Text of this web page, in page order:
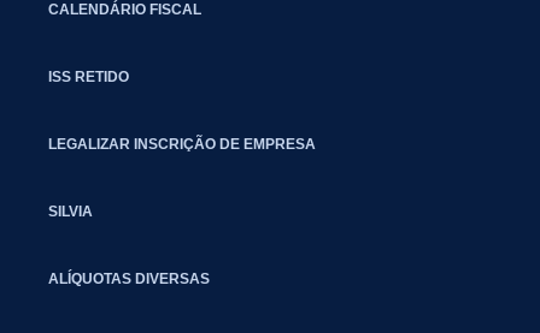
CALENDÁRIO FISCAL
ISS RETIDO
LEGALIZAR INSCRIÇÃO DE EMPRESA
SILVIA
ALÍQUOTAS DIVERSAS